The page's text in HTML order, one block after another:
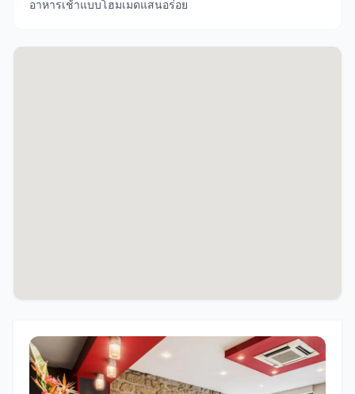
อาหารเช้าแบบโฮมเมดแสนอร่อย